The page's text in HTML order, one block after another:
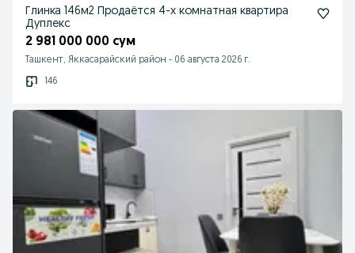
Глинка 146м2 Продаётся 4-х комнатная квартира
Дуплекс
2 981 000 000 сум
Ташкент, Яккасарайский район - 06 августа 2026 г.
146